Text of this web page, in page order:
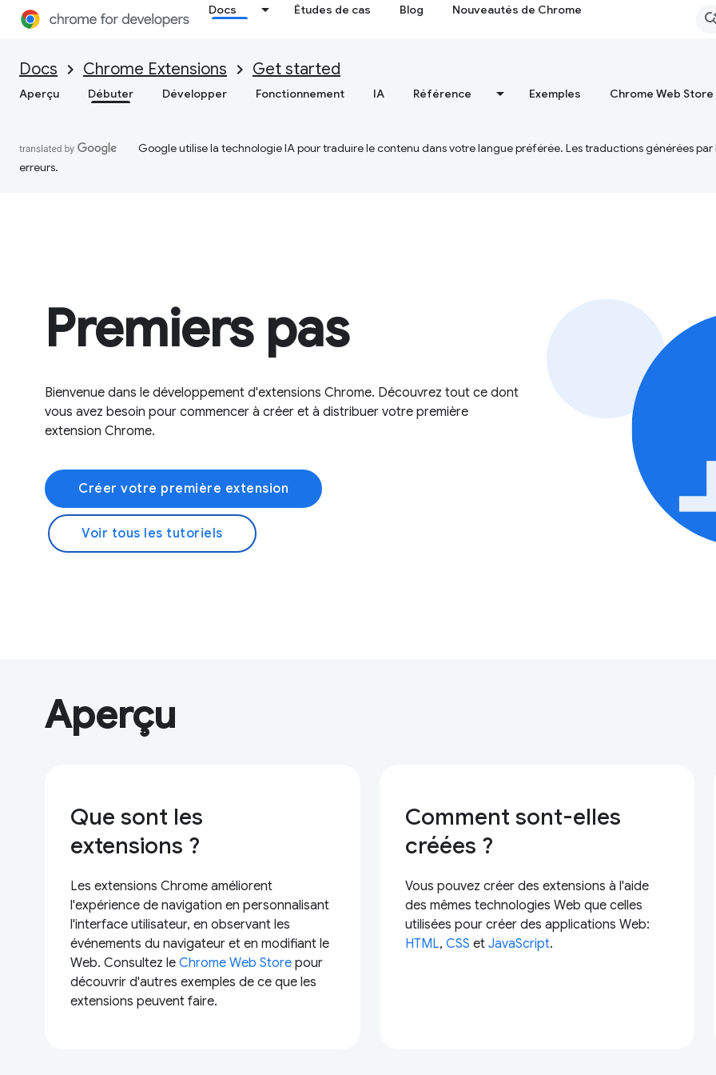
Docs Études de cas Blog Nouveautés de Chrome
Docs Chrome Extensions Get started
Aperçu Débuter Développer Fonctionnement IA Référence Exemples Chrome Web Store
Google utilise la technologie IA pour traduire le contenu dans votre langue préférée. Les traductions générées
erreurs.
Premiers pas
Bienvenue dans le développement d'extensions Chrome. Découvrez tout ce dont
vous avez besoin pour commencer à créer et à distribuer votre première
extension Chrome.
Créer votre première extension
Voir tous les tutoriels
Aperçu
Que sont les
extensions ?
Les extensions Chrome améliorent
l'expérience de navigation en personnalisant
l'interface utilisateur, en observant les
événements du navigateur et en modifiant le
Web. Consultez le Chrome Web Store pour
découvrir d'autres exemples de ce que les
extensions peuvent faire.
Comment sont-elles
créées ?
Vous pouvez créer des extensions à l'aide
des mêmes technologies Web que celles
utilisées pour créer des applications Web:
HTML, CSS et JavaScript.